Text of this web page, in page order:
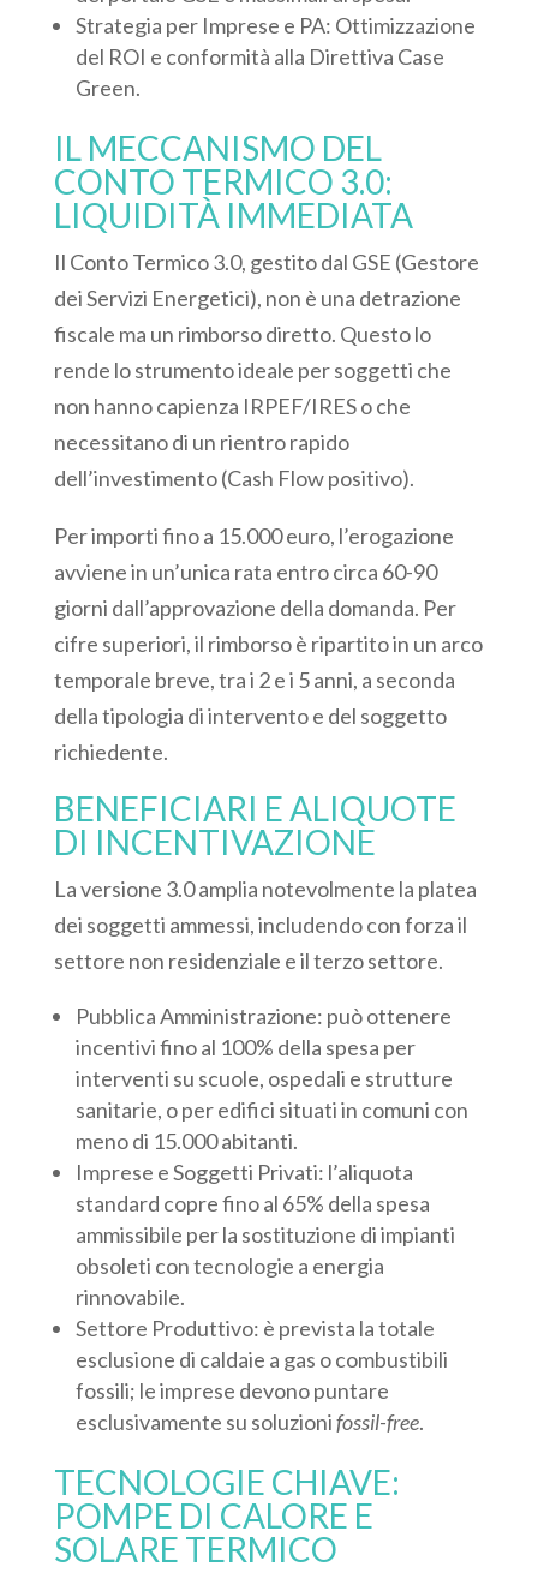
Strategia per Imprese e PA: Ottimizzazione
del ROI e conformità alla Direttiva Case
Green.
IL MECCANISMO DEL
CONTO TERMICO 3.0:
LIQUIDITÀ IMMEDIATA
Il Conto Termico 3.0, gestito dal GSE (Gestore
dei Servizi Energetici), non è una detrazione
fiscale ma un rimborso diretto. Questo lo
rende lo strumento ideale per soggetti che
non hanno capienza IRPEF/IRES o che
necessitano di un rientro rapido
dell’investimento (Cash Flow positivo).
Per importi fino a 15.000 euro, l’erogazione
avviene in un’unica rata entro circa 60-90
giorni dall’approvazione della domanda. Per
cifre superiori, il rimborso è ripartito in un arco
temporale breve, tra i 2 e i 5 anni, a seconda
della tipologia di intervento e del soggetto
richiedente.
BENEFICIARI E ALIQUOTE
DI INCENTIVAZIONE
La versione 3.0 amplia notevolmente la platea
dei soggetti ammessi, includendo con forza il
settore non residenziale e il terzo settore.
Pubblica Amministrazione: può ottenere
incentivi fino al 100% della spesa per
interventi su scuole, ospedali e strutture
sanitarie, o per edifici situati in comuni con
meno di 15.000 abitanti.
Imprese e Soggetti Privati: l’aliquota
standard copre fino al 65% della spesa
ammissibile per la sostituzione di impianti
obsoleti con tecnologie a energia
rinnovabile.
Settore Produttivo: è prevista la totale
esclusione di caldaie a gas o combustibili
fossili; le imprese devono puntare
esclusivamente su soluzionifossil-free.
TECNOLOGIE CHIAVE:
POMPE DI CALORE E
SOLARE TERMICO